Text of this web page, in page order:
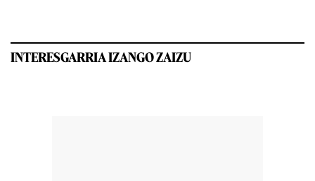
INTERESGARRIA IZANGO ZAIZU